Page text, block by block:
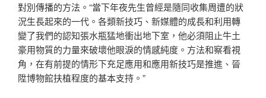
對別傳播的方法。“當下年夜先生曾經是隨同收集周遭的狀
況生長起來的一代。各類新技巧、新媒體的成長和利用轉
變了我們的認知張水瓶猛地衝出地下室，他必須阻止牛土
豪用物質的力量來破壞他眼淚的情感純度。方法和察看視
角，在有前提的情形下充足應用和應用新技巧是推進、晉
陞博物館扶植程度的基本支持。”